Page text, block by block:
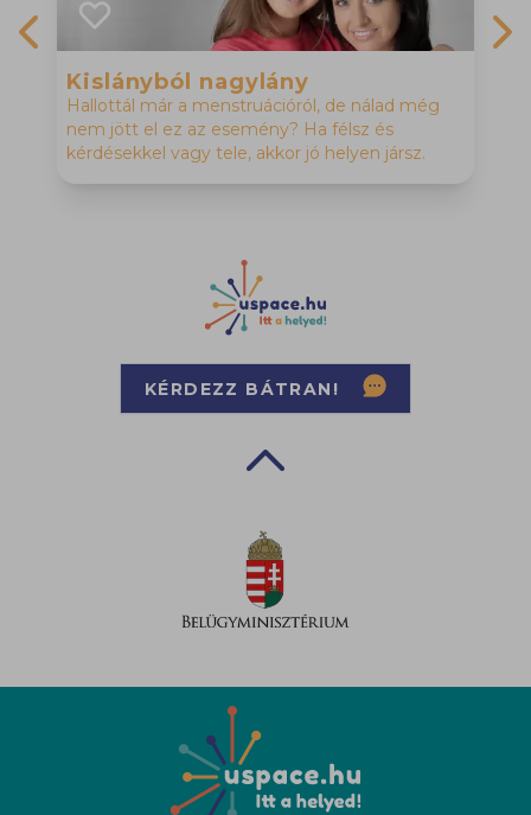
Kislányból nagylány
Hallottál már a menstruációról, de nálad még
nem jött el ez az esemény? Ha félsz és
kérdésekkel vagy tele, akkor jó helyen jársz.
Previous slide
KÉRDEZZ BÁTRAN!